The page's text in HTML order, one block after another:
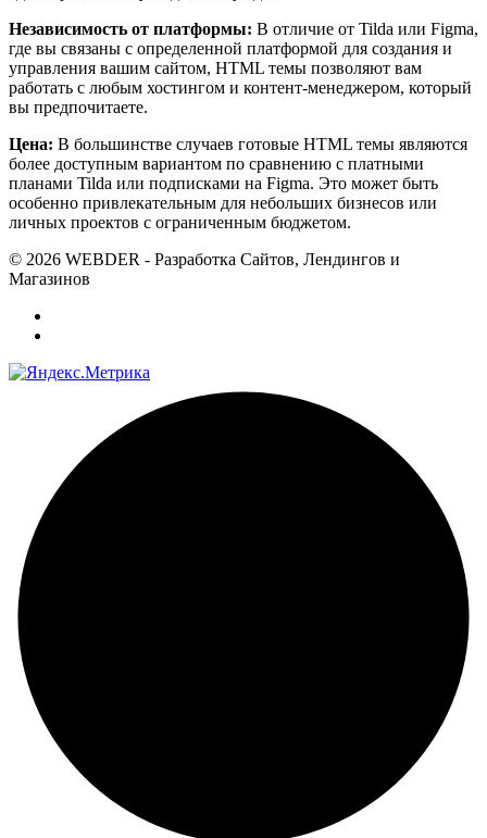
Независимость от платформы: В отличие от Tilda или Figma,
где вы связаны с определенной платформой для создания и
управления вашим сайтом, HTML темы позволяют вам
работать с любым хостингом и контент-менеджером, который
вы предпочитаете.
Цена: В большинстве случаев готовые HTML темы являются
более доступным вариантом по сравнению с платными
планами Tilda или подписками на Figma. Это может быть
особенно привлекательным для небольших бизнесов или
личных проектов с ограниченным бюджетом.
© 2026 WEBDER - Разработка Сайтов, Лендингов и
Магазинов